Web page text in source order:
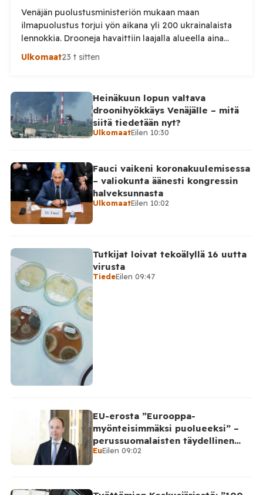
Venäjän puolustusministeriön mukaan maan
ilmapuolustus torjui yön aikana yli 200 ukrainalaista
lennokkia. Drooneja havaittiin laajalla alueella aina
Uralille asti. Venäjän puolustusministeriön virallisen
miehittämätöntä ilma-alusta torstai-illan 6. elokuuta
ja perjantaiaamun 7. elokuuta välisenä aikana.
Ministeriön ilmoitus koskee aikaväliä kello 20–08
Moskovan aikaa. Ministeriön mukaan drooneja
torjuttiin […]
Ulkomaat23 t sitten
Heinäkuun lopun valtava
droonihyökkäys Venäjälle – mitä
siitä tiedetään nyt?
UlkomaatEilen 10:30
Fauci vaikeni koronakuulemisessa
– valiokunta äänesti kongressin
halveksunnasta
UlkomaatEilen 10:02
Tutkijat loivat tekoälyllä 16 uutta
virusta
TiedeEilen 09:47
EU-erosta ”Eurooppa-
myönteisimmäksi puolueeksi” –
perussuomalaisten täydellinen
takinkääntö
EuEilen 09:02